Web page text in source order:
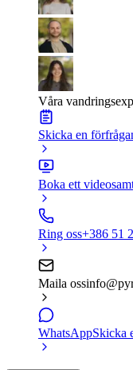
Våra
Skicka en
Boka ett
Ring oss+386 51
Maila oss
WhatsAppSkicka